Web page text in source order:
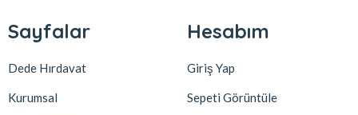
Sayfalar
Dede Hırdavat
Kurumsal
Hesabım
Giriş Yap
Sepeti Görüntüle